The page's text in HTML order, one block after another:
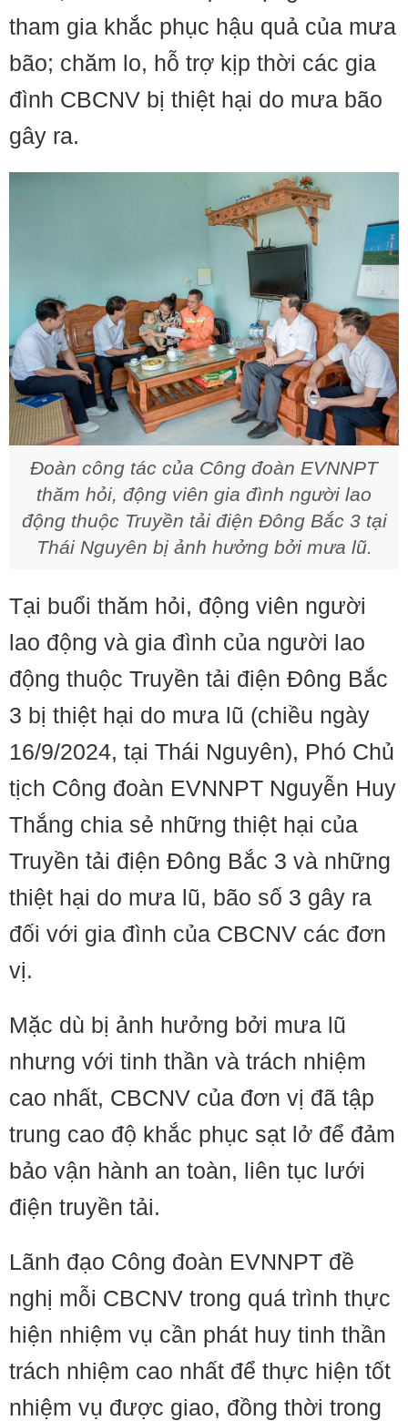
tham gia khắc phục hậu quả của mưa
bão; chăm lo, hỗ trợ kịp thời các gia
đình CBCNV bị thiệt hại do mưa bão
gây ra.
Đoàn công tác của Công đoàn EVNNPT
thăm hỏi, động viên gia đình người lao
động thuộc Truyền tải điện Đông Bắc 3 tại
Thái Nguyên bị ảnh hưởng bởi mưa lũ.
Tại buổi thăm hỏi, động viên người
lao động và gia đình của người lao
động thuộc Truyền tải điện Đông Bắc
3 bị thiệt hại do mưa lũ (chiều ngày
16/9/2024, tại Thái Nguyên), Phó Chủ
tịch Công đoàn EVNNPT Nguyễn Huy
Thắng chia sẻ những thiệt hại của
Truyền tải điện Đông Bắc 3 và những
thiệt hại do mưa lũ, bão số 3 gây ra
đối với gia đình của CBCNV các đơn
vị.
Mặc dù bị ảnh hưởng bởi mưa lũ
nhưng với tinh thần và trách nhiệm
cao nhất, CBCNV của đơn vị đã tập
trung cao độ khắc phục sạt lở để đảm
bảo vận hành an toàn, liên tục lưới
điện truyền tải.
Lãnh đạo Công đoàn EVNNPT đề
nghị mỗi CBCNV trong quá trình thực
hiện nhiệm vụ cần phát huy tinh thần
trách nhiệm cao nhất để thực hiện tốt
nhiệm vụ được giao, đồng thời trong